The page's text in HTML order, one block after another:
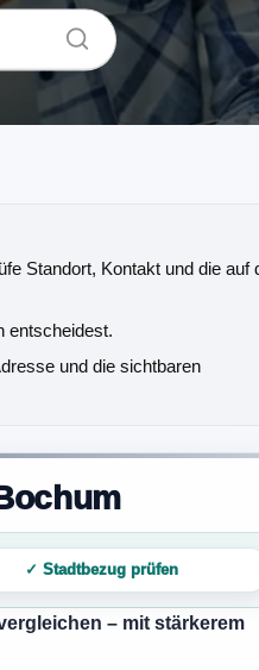
Standort, Kontakt und die auf
entscheidest.
und die sichtbaren
✓ Stadtbezug prüfen
– mit stärkerem